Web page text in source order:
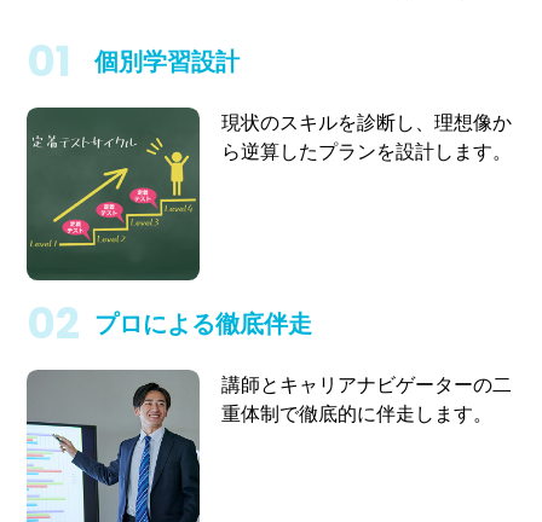
個別学習設計
現状のスキルを診断し、理想像か
ら逆算したプランを設計します。
プロによる徹底伴走
講師とキャリアナビゲーターの二
重体制で徹底的に伴走します。